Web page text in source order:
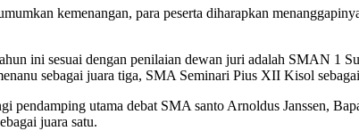
kemenangan, para peserta diharapkan
ini sesuai dengan penilaian dewan juri adalah SMAN 1
sebagai juara tiga, SMA Seminari Pius XII Kisol
pendamping utama debat SMA santo Arnoldus Janssen,
juara satu.